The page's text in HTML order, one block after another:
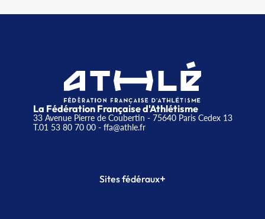
La Fédération Française d'Athlétisme
33 Avenue Pierre de Coubertin - 75640 Paris Cedex 13
T.01 53 80 70 00- ffa@athle.fr
Sites fédéraux+